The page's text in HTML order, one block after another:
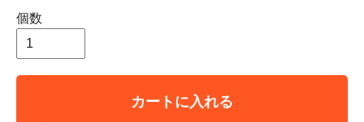
個数
カートに入れる